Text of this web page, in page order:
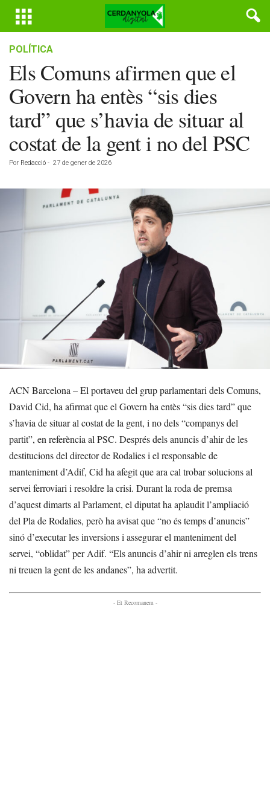
POLÍTICA
Els Comuns afirmen que el
Govern ha entès “sis dies
tard” que s’havia de situar al
costat de la gent i no del PSC
Por Redacció - 27 de gener de 2026
ACN Barcelona – El portaveu del grup parlamentari dels Comuns,
David Cid, ha afirmat que el Govern ha entès “sis dies tard” que
s’havia de situar al costat de la gent, i no dels “companys del
partit”, en referència al PSC. Després dels anuncis d’ahir de les
destitucions del director de Rodalies i el responsable de
manteniment d’Adif, Cid ha afegit que ara cal trobar solucions al
servei ferroviari i resoldre la crisi. Durant la roda de premsa
d’aquest dimarts al Parlament, el diputat ha aplaudit l’ampliació
del Pla de Rodalies, però ha avisat que “no és temps d’anuncis”
sinó d’executar les inversions i assegurar el manteniment del
servei, “oblidat” per Adif. “Els anuncis d’ahir ni arreglen els trens
ni treuen la gent de les andanes”, ha advertit.
- Et Recomanem -